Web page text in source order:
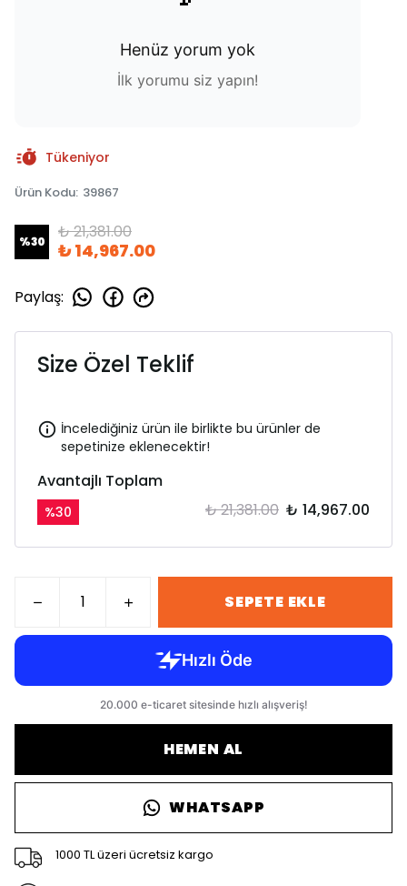
Henüz yorum yok
İlk yorumu siz yapın!
Tükeniyor
Ürün Kodu: 39867
%30 ₺ 21,381.00
₺ 14,967.00
Paylaş:
Size Özel Teklif
İncelediğiniz ürün ile birlikte bu ürünler de
sepetinize eklenecektir!
Avantajlı Toplam
%30 ₺ 21,381.00 ₺ 14,967.00
SEPETE EKLE
HEMEN AL
WHATSAPP
1000 TL üzeri ücretsiz kargo